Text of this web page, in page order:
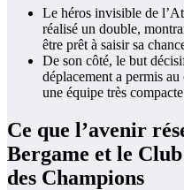
Le héros invisible de
réalisé un double,
être prêt à saisir sa
De son côté, le but
déplacement a permis
une équipe très
Ce que l’avenir
Bergame et le
des Champions